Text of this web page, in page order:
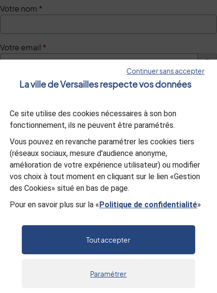
Votre nom *
Votre email *
Votre message*
Validation*
À des fins de sécurité, veuillez sélectionner les
4 derniers
caractèresde la série.
P Q K V V
Continuer sans accepter
La ville de Versailles respecte vos données
Ce site utilise des cookies nécessaires à son bon
fonctionnement, ils ne peuvent être paramétrés.
Vous pouvez en revanche paramétrer les cookies tiers
(réseaux sociaux, mesure d'audience anonyme,
amélioration de votre expérience utilisateur) ou modifier
vos choix à tout moment en cliquant sur le lien «Gestion
des Cookies» situé en bas de page.
Pour en savoir plus sur la «Politique de confidentialité»
Tout accepter
Paramétrer